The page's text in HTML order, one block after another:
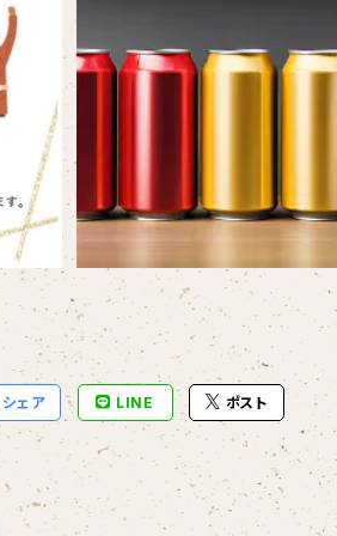
シェア LINE ポスト